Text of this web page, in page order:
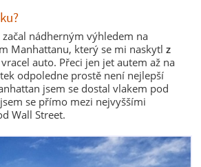
nádherným výhledem na
Manhattanu, který se mi naskytl z
auto. Přeci jen jet autem až na
odpoledne prostě není nejlepší
jsem se dostal vlakem pod
se přímo mezi nejvyššími
Wall Street.